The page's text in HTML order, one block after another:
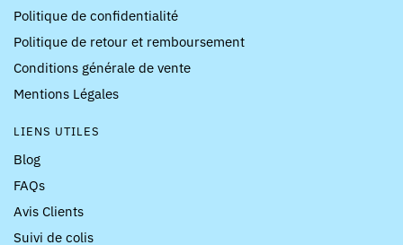
Politique de confidentialité
Politique de retour et remboursement
Conditions générale de vente
Mentions Légales
LIENS UTILES
Blog
FAQs
Avis Clients
Suivi de colis